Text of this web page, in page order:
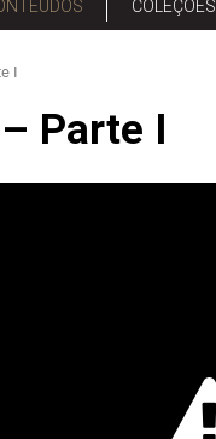
COLEÇÕES
I
Parte I